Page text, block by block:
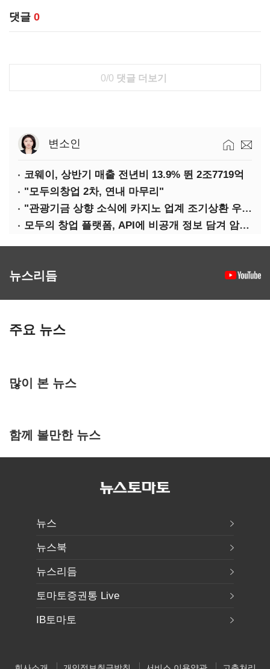
댓글 0
0/0 댓글 더보기
변소인
코웨이, 상반기 매출 전년비 13.9% 뛴 2조7719억
"모두의창업 2차, 연내 마무리"
"관광기금 상향 소식에 카지노 업계 조기상환 우려"
모두의 창업 플랫폼, API에 비공개 정보 담겨 암호키까지 새나갔다
뉴스리듬
주요 뉴스
많이 본 뉴스
함께 볼만한 뉴스
뉴스
뉴스북
뉴스리듬
토마토증권통 Live
IB토마토